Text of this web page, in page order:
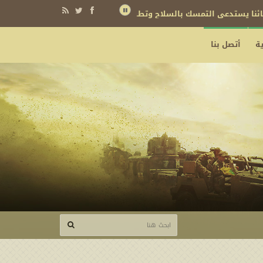
يستدعي التمسك بالسلاح وتطويره لردع كل من يريد بنا شراً
أتصل بنا